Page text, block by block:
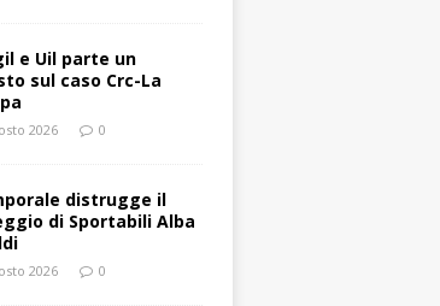
e Uil parte un
sul caso Crc-La
2026 0
distrugge il
di Sportabili Alba
2026 0